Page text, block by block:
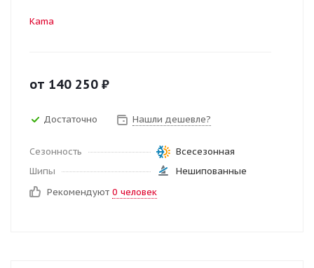
Kama
от 140 250 ₽
Достаточно Нашли дешевле?
Сезонность
Всесезонная
Шипы
Нешипованные
Рекомендуют 0 человек